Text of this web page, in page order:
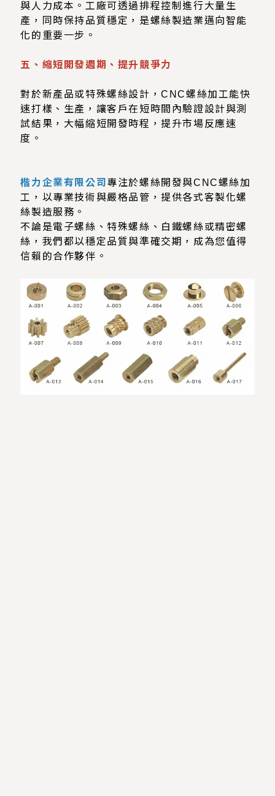
與人力成本。工廠可透過排程控制進行大量生
產，同時保持品質穩定，是螺絲製造業邁向智能
化的重要一步。
五、縮短開發週期、提升競爭力
對於新產品或特殊螺絲設計，CNC螺絲加工能快
速打樣、生產，讓客戶在短時間內驗證設計與測
試結果，大幅縮短開發時程，提升市場反應速
度。
楷力企業有限公司 專注於螺絲開發與CNC螺絲加
工，以專業技術與嚴格品管，提供各式客製化螺
絲製造服務。
不論是電子螺絲、特殊螺絲、白鐵螺絲或精密螺
絲，我們都以穩定品質與準確交期，成為您值得
信賴的合作夥伴。